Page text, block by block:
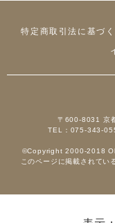
特定商取引法に基づ
〒600-8031 京
TEL：075-343-
©Copyright 2000-2018
このページに掲載されてい